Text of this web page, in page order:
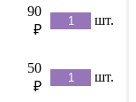
90
₽
шт.
50
₽
шт.